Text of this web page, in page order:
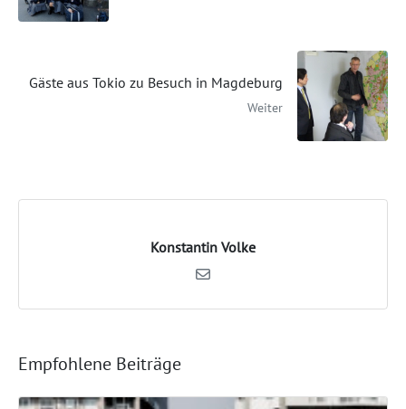
Gäste aus Tokio zu Besuch in Magdeburg
Weiter
Konstantin Volke
Empfohlene Beiträge